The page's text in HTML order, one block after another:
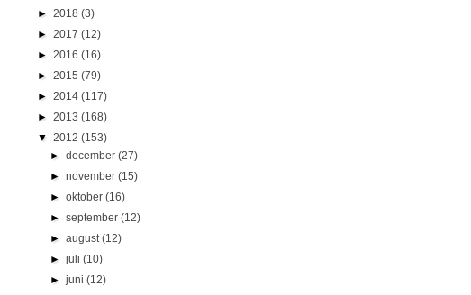
► 2018 (3)
► 2017 (12)
► 2016 (16)
► 2015 (79)
► 2014 (117)
► 2013 (168)
▼ 2012 (153)
►december(27)
►november(15)
►oktober(16)
►september(12)
►august(12)
►juli(10)
►juni(12)